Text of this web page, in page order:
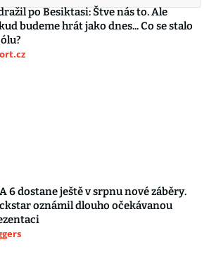
po Besiktasi: Štve nás to. Ale
budeme hrát jako dnes... Co se stalo
6 dostane ještě v srpnu nové záběry.
oznámil dlouho očekávanou